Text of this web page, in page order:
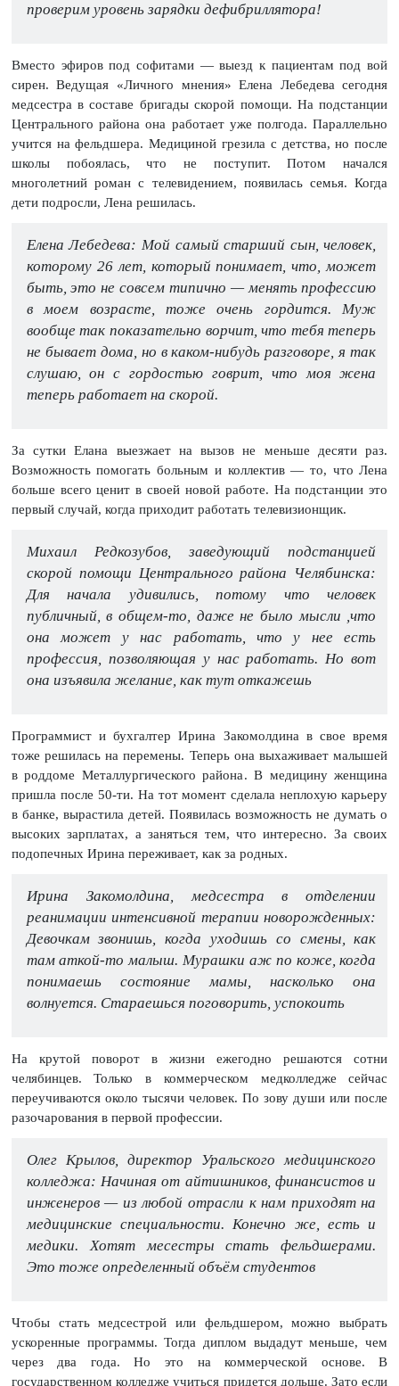
проверим уровень зарядки дефибриллятора!
Вместо эфиров под софитами — выезд к пациентам под вой
сирен. Ведущая «Личного мнения» Елена Лебедева сегодня
медсестра в составе бригады скорой помощи. На подстанции
Центрального района она работает уже полгода. Параллельно
учится на фельдшера. Медициной грезила с детства, но после
школы побоялась, что не поступит. Потом начался
многолетний роман с телевидением, появилась семья. Когда
дети подросли, Лена решилась.
Елена Лебедева: Мой самый старший сын, человек,
которому 26 лет, который понимает, что, может
быть, это не совсем типично — менять профессию
в моем возрасте, тоже очень гордится. Муж
вообще так показательно ворчит, что тебя теперь
не бывает дома, но в каком-нибудь разговоре, я так
слушаю, он с гордостью говрит, что моя жена
теперь работает на скорой.
За сутки Елана выезжает на вызов не меньше десяти раз.
Возможность помогать больным и коллектив — то, что Лена
больше всего ценит в своей новой работе. На подстанции это
первый случай, когда приходит работать телевизионщик.
Михаил Редкозубов, заведующий подстанцией
скорой помощи Центрального района Челябинска:
Для начала удивились, потому что человек
публичный, в общем-то, даже не было мысли ,что
она может у нас работать, что у нее есть
профессия, позволяющая у нас работать. Но вот
она изъявила желание, как тут откажешь
Программист и бухгалтер Ирина Закомолдина в свое время
тоже решилась на перемены. Теперь она выхаживает малышей
в роддоме Металлургического района. В медицину женщина
пришла после 50-ти. На тот момент сделала неплохую карьеру
в банке, вырастила детей. Появилась возможность не думать о
высоких зарплатах, а заняться тем, что интересно. За своих
подопечных Ирина переживает, как за родных.
Ирина Закомолдина, медсестра в отделении
реанимации интенсивной терапии новорожденных:
Девочкам звонишь, когда уходишь со смены, как
там аткой-то малыш. Мурашки аж по коже, когда
понимаешь состояние мамы, насколько она
волнуется. Стараешься поговорить, успокоить
На крутой поворот в жизни ежегодно решаются сотни
челябинцев. Только в коммерческом медколледже сейчас
переучиваются около тысячи человек. По зову души или после
разочарования в первой профессии.
Олег Крылов, директор Уральского медицинского
колледжа: Начиная от айтишников, финансистов и
инженеров — из любой отрасли к нам приходят на
медицинские специальности. Конечно же, есть и
медики. Хотят месестры стать фельдшерами.
Это тоже определенный объём студентов
Чтобы стать медсестрой или фельдшером, можно выбрать
ускоренные программы. Тогда диплом выдадут меньше, чем
через два года. Но это на коммерческой основе. В
государственном колледже учиться придется дольше. Зато если